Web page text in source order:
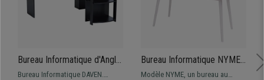
Bureau Informatique d'Angle,
DAVEN, 136x130x72 cm,
Bureau Informatique DAVEN.
Bureau Informatique NYME,
Moderne et Pratique,
Modèle NYME, un bureau au